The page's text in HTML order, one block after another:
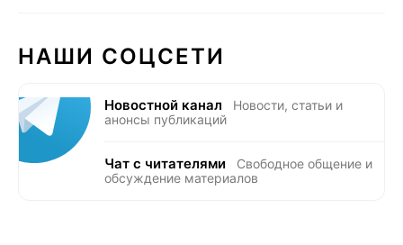
НАШИ СОЦСЕТИ
Новостной канал
Новости, статьи и
анонсы публикаций
Чат с читателями
Свободное общение и
обсуждение материалов